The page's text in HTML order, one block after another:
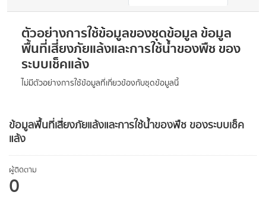
ข้อมูลพื้นที่เสี่ยงภัยแล้งและการใช้นํ้าของพืช ของระบบเช็ค
แล้ง
ผู้ติดตาม
0
ตัวอย่างการใช้ข้อมูลของชุดข้อมูล ข้อมูล
พื้นที่เสี่ยงภัยแล้งและการใช้นํ้าของพืช ของ
ระบบเช็คแล้ง
ไม่มีตัวอย่างการใช้ข้อมูลที่เกี่ยวข้องกับชุดข้อมูลนี้